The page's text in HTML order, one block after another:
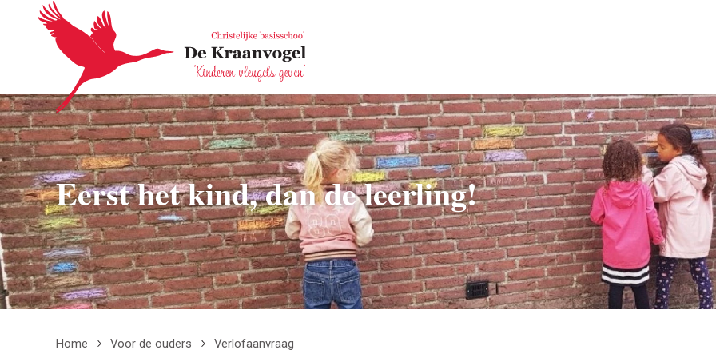
Overslaan en naar de inhoud gaan
Eerst het kind, dan de leerling!
Home Voor de ouders Verlofaanvraag